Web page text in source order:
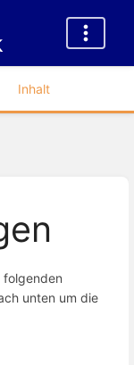
Inhalt
folgenden
unten um die